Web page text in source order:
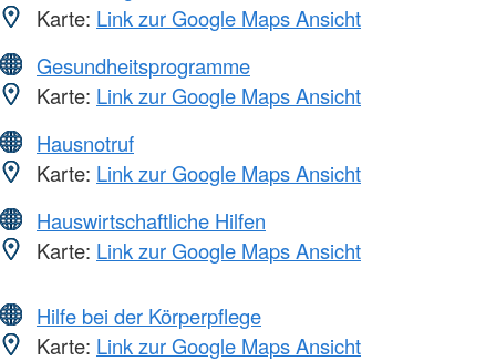
Karte: Link zur Google Maps Ansicht
Gesundheitsprogramme
Karte: Link zur Google Maps Ansicht
Hausnotruf
Karte: Link zur Google Maps Ansicht
Hauswirtschaftliche Hilfen
Karte: Link zur Google Maps Ansicht
Hilfe bei der Körperpflege
Karte: Link zur Google Maps Ansicht